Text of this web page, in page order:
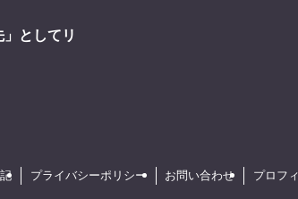
」としてリ
プライバシーポリシー お問い合わせ プロフ